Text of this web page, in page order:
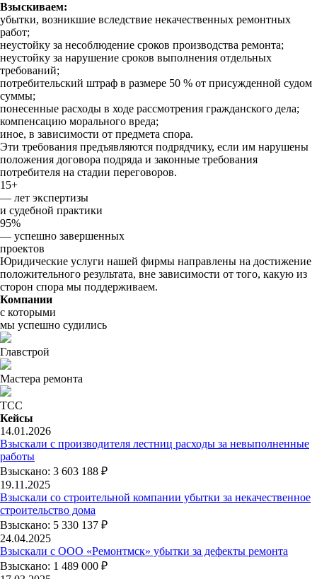
Взыскиваем:
убытки, возникшие вследствие некачественных ремонтных
работ;
неустойку за несоблюдение сроков производства ремонта;
неустойку за нарушение сроков выполнения отдельных
требований;
потребительский штраф в размере 50 % от присужденной судом
суммы;
понесенные расходы в ходе рассмотрения гражданского дела;
компенсацию морального вреда;
иное, в зависимости от предмета спора.
Эти требования предъявляются подрядчику, если им нарушены
положения договора подряда и законные требования
потребителя на стадии переговоров.
15+
— лет экспертизы
и судебной практики
95%
— успешно завершенных
проектов
Юридические услуги нашей фирмы направлены на достижение
положительного результата, вне зависимости от того, какую из
сторон спора мы поддерживаем.
Компании
с которыми
мы успешно судились
Главстрой
Мастера ремонта
ТСС
Кейсы
14.01.2026
Взыскали с производителя лестниц расходы за невыполненные
работы
Взыскано: 3 603 188 ₽
19.11.2025
Взыскали со строительной компании убытки за некачественное
строительство дома
Взыскано: 5 330 137 ₽
24.04.2025
Взыскали с ООО «Ремонтмск» убытки за дефекты ремонта
Взыскано: 1 489 000 ₽